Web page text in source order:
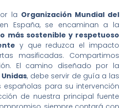
la Organización Mundial del
España, se encaminan a la
más sostenible y respetuoso
y que reduzca el impacto
masificadas. Compartimos
El camino diseñado por la
, debe servir de guía a las
para su intervención
de nuestra principal fuente